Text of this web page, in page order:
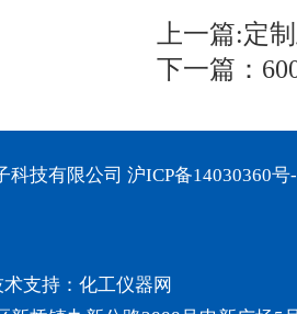
上一篇:定
下一篇：
科技有限公司 沪ICP备14030360号
支持： 化工仪器网